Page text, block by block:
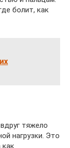
болит, как
тяжело
нагрузки. Это
как